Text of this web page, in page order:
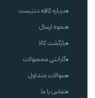
درباره کافه دنتیست
نحوه ارسال
بازگشت کالا
گارانتی محصولات
سوالات متداول
تماس با ما